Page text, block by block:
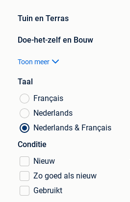
Tuin en Terras
Doe-het-zelf en Bouw
Toon meer
Taal
Français
Nederlands
Nederlands & Français
Conditie
Nieuw
Zo goed als nieuw
Gebruikt